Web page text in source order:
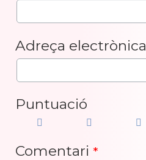
Adreça electrònica
Puntuació
Comentari *